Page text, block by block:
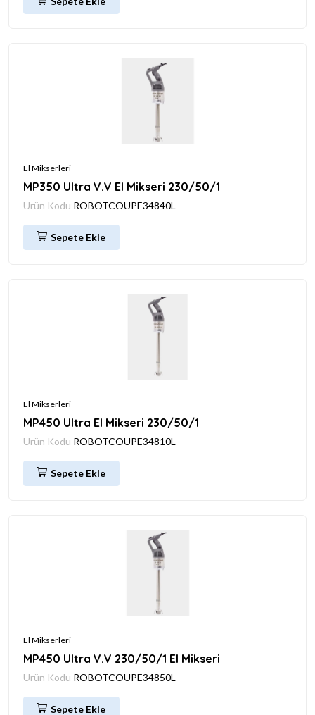
El Mikserleri
MP350 Ultra V.V El Mikseri 230/50/1
Ürün Kodu ROBOTCOUPE34840L
Sepete Ekle
El Mikserleri
MP450 Ultra El Mikseri 230/50/1
Ürün Kodu ROBOTCOUPE34810L
Sepete Ekle
El Mikserleri
MP450 Ultra V.V 230/50/1 El Mikseri
Ürün Kodu ROBOTCOUPE34850L
Sepete Ekle